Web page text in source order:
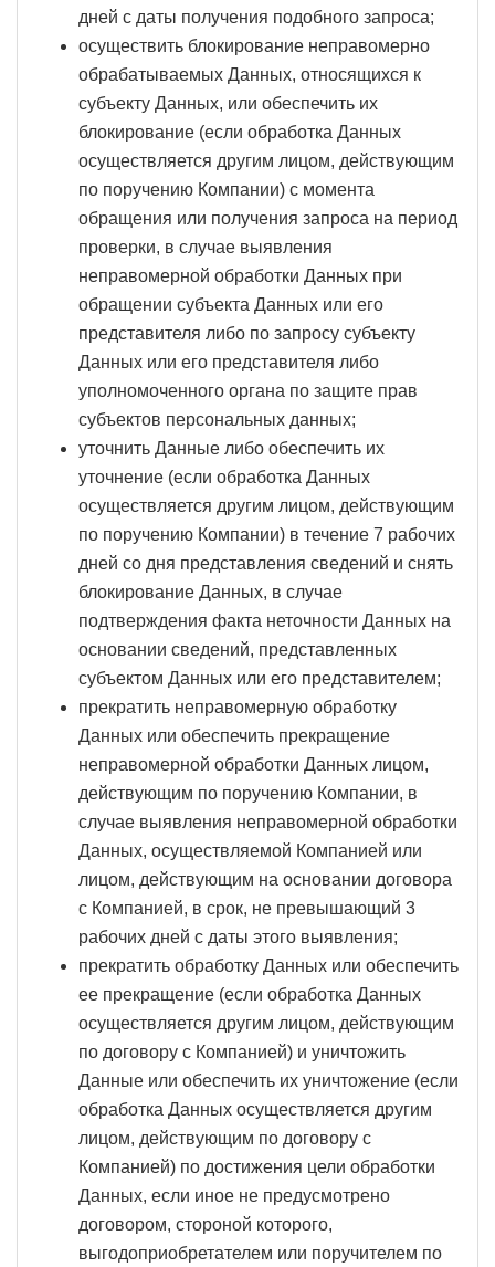
дней с даты получения подобного запроса;
осуществить блокирование неправомерно
обрабатываемых Данных, относящихся к
субъекту Данных, или обеспечить их
блокирование (если обработка Данных
осуществляется другим лицом, действующим
по поручению Компании) с момента
обращения или получения запроса на период
проверки, в случае выявления
неправомерной обработки Данных при
обращении субъекта Данных или его
представителя либо по запросу субъекту
Данных или его представителя либо
уполномоченного органа по защите прав
субъектов персональных данных;
уточнить Данные либо обеспечить их
уточнение (если обработка Данных
осуществляется другим лицом, действующим
по поручению Компании) в течение 7 рабочих
дней со дня представления сведений и снять
блокирование Данных, в случае
подтверждения факта неточности Данных на
основании сведений, представленных
субъектом Данных или его представителем;
прекратить неправомерную обработку
Данных или обеспечить прекращение
неправомерной обработки Данных лицом,
действующим по поручению Компании, в
случае выявления неправомерной обработки
Данных, осуществляемой Компанией или
лицом, действующим на основании договора
с Компанией, в срок, не превышающий 3
рабочих дней с даты этого выявления;
прекратить обработку Данных или обеспечить
ее прекращение (если обработка Данных
осуществляется другим лицом, действующим
по договору с Компанией) и уничтожить
Данные или обеспечить их уничтожение (если
обработка Данных осуществляется другим
лицом, действующим по договору с
Компанией) по достижения цели обработки
Данных, если иное не предусмотрено
договором, стороной которого,
выгодоприобретателем или поручителем по